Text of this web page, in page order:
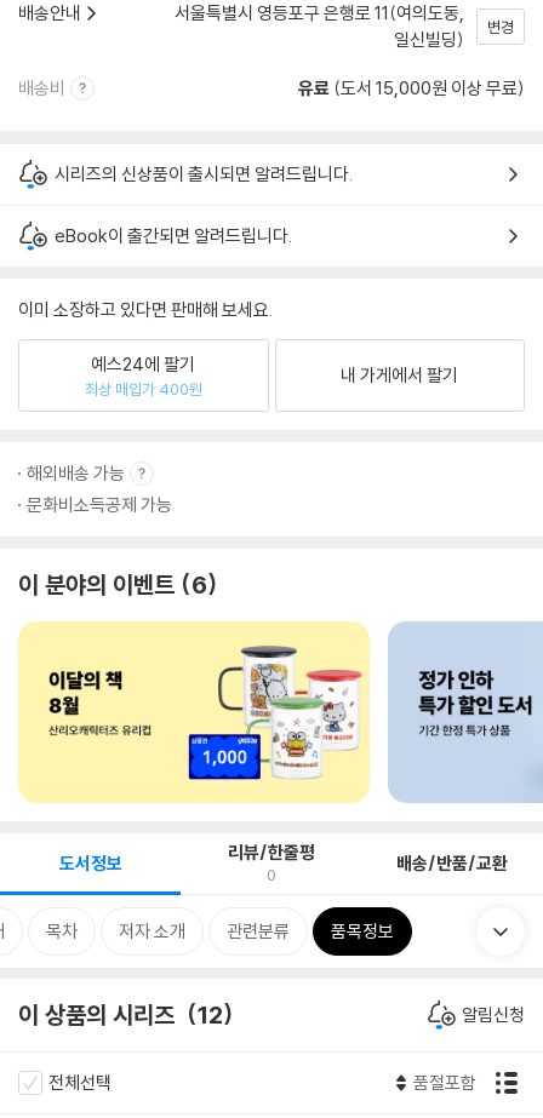
배송안내
서울특별시 영등포구 은행로 11(여의도동,
일신빌딩)
변경
배송비 유료 (도서 15,000원 이상 무료)
시리즈의 신상품이 출시되면 알려드립니다.
eBook이 출간되면 알려드립니다.
이미 소장하고 있다면 판매해 보세요.
예스24에 팔기
최상 매입가 400원
내 가게에서 팔기
해외배송 가능
문화비소득공제 가능
이 분야의 이벤트 6
도서정보 리뷰/한줄평
0 배송/반품/교환
목차 저자 소개 관련분류 품목정보
이 상품의 시리즈 12 알림신청
전체선택 품절포함